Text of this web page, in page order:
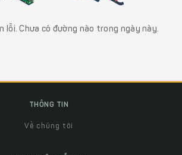
lỗi. Chưa có đường nào trong ngày này.
THÔNG TIN
Về chúng tôi